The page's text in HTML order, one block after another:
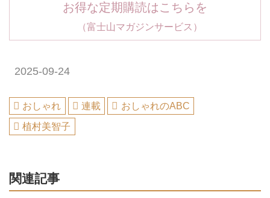
お得な定期購読はこちらを
（富士山マガジンサービス）
2025-09-24
おしゃれ 連載
おしゃれのABC
植村美智子
関連記事